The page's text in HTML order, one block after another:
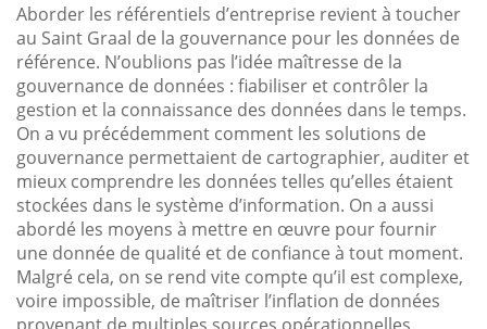
Aborder les référentiels d’entreprise revient à toucher
au Saint Graal de la gouvernance pour les données de
référence. N’oublions pas l’idée maîtresse de la
gouvernance de données : fiabiliser et contrôler la
gestion et la connaissance des données dans le temps.
On a vu précédemment comment les solutions de
gouvernance permettaient de cartographier, auditer et
mieux comprendre les données telles qu’elles étaient
stockées dans le système d’information. On a aussi
abordé les moyens à mettre en œuvre pour fournir
une donnée de qualité et de confiance à tout moment.
Malgré cela, on se rend vite compte qu’il est complexe,
voire impossible, de maîtriser l’inflation de données